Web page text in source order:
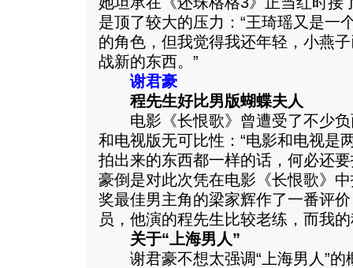
是顶了较大的压力：“王琦瑶又是一
的角色，但我觉得我还年轻，小燕
战新的东西。”
谢君豪
程先生好比男版蝴蝶夫人
电影《长恨歌》曾遭受了不少负
和电视版无可比性：“电影和电视是
拍出来的东西都一样的话，何必还
豪倒是对此次凭在电影《长恨歌》
奖最佳男主角的梁家辉作了一番评
员，他演的程先生比较老练，而我
关于“上海男人”
谢君豪不想太强调“上海男人”的